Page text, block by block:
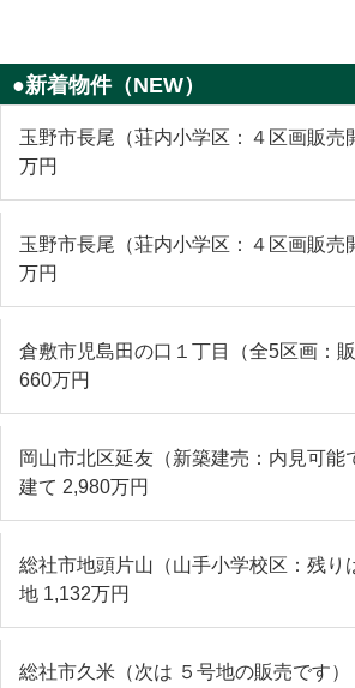
●新着物件（NEW）
玉野市長尾（荘内小学区：４区画販売
万円
玉野市長尾（荘内小学区：４区画販売
万円
倉敷市児島田の口１丁目（全5区画：
660万円
岡山市北区延友（新築建売：内見可能
建て 2,980万円
総社市地頭片山（山手小学校区：残
地 1,132万円
総社市久米（次は ５号地の販売です）